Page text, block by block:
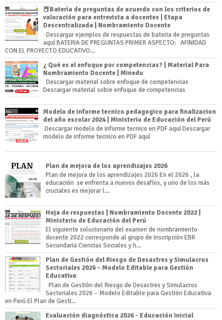
📕Batería de preguntas de acuerdo con los criterios de
valoración para entrevista a docentes | Etapa
Descentralizada | Nombramiento Docente
Descargar ejemplos de respuestas de bateria de preguntas
aquí BATERIA DE PREGUNTAS PRIMER ASPECTO: AFINIDAD
CON EL PROYECTO EDUCATIVO...
¿ Qué es el enfoque por competencias? | Material Para
Nombramiento Docente | Minedu
Descargar material sobre enfoque de competencias
Descargar material sobre enfoque de competencias
Modelo de informe tecnico pedagogico para finalizacion
del año escolar 2024 | Ministerio de Educación del Perú
Descargar modelo de informe tecnico en PDF aquí Descargar
modelo de informe tecnico en PDF aquí
Plan de mejora de los aprendizajes 2026
Plan de mejora de los aprendizajes 2026 En el 2026 , la
educación se enfrenta a nuevos desafíos, y uno de los más
cruciales es mejorar l...
Hoja de respuestas | Nombramiento Docente 2022 |
Ministerio de Educación del Perú
El siguiente solucionario del examen de nombramiento
docente 2022 corresponde al grupo de inscripción EBR
Secundaria Ciencias Sociales y h...
Plan de Gestión del Riesgo de Desastres y Simulacros
Sectoriales 2026 – Modelo Editable para Gestión
Educativa
Plan de Gestión del Riesgo de Desastres y Simulacros
Sectoriales 2026 – Modelo Editable para Gestión Educativa
en Perú El Plan de Gesti...
Evaluación diagnóstica 2026 - Educación Inicial